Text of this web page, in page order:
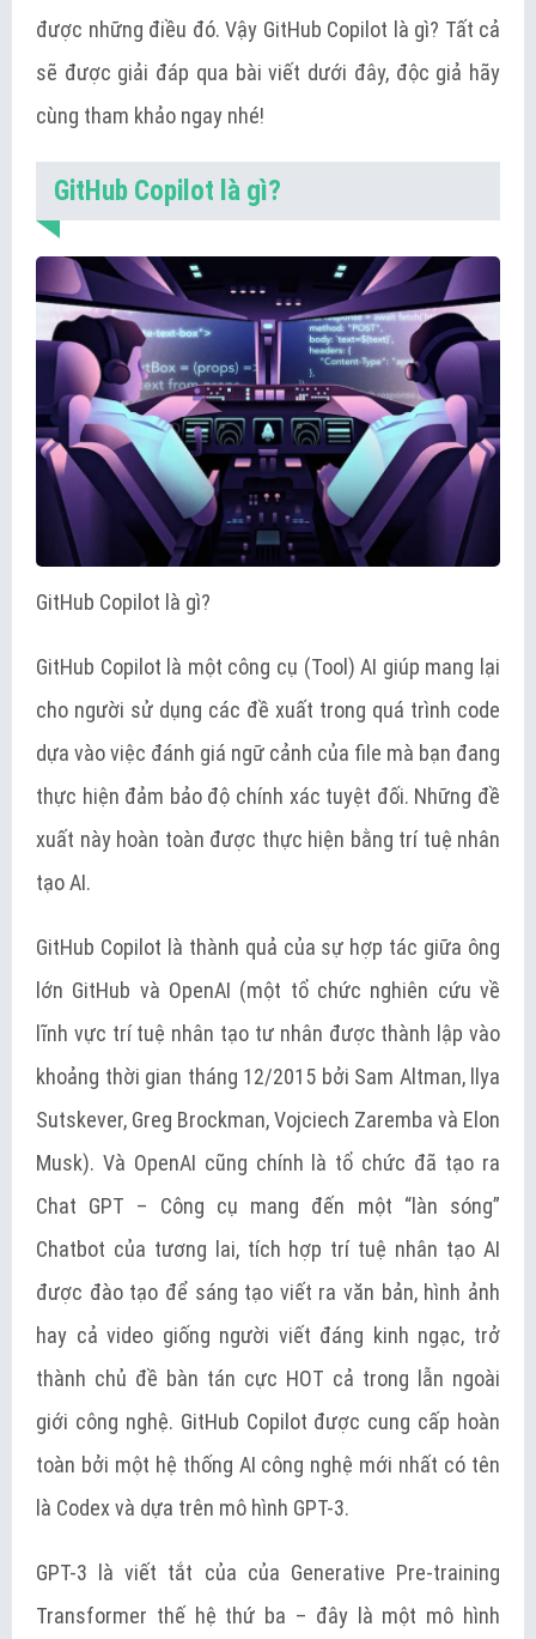
được những điều đó. Vậy GitHub Copilot là gì? Tất cả
sẽ được giải đáp qua bài viết dưới đây, độc giả hãy
cùng tham khảo ngay nhé!
GitHub Copilot là gì?
GitHub Copilot là gì?
GitHub Copilot là một công cụ (Tool) AI giúp mang lại
cho người sử dụng các đề xuất trong quá trình code
dựa vào việc đánh giá ngữ cảnh của file mà bạn đang
thực hiện đảm bảo độ chính xác tuyệt đối. Những đề
xuất này hoàn toàn được thực hiện bằng trí tuệ nhân
tạo AI.
GitHub Copilot là thành quả của sự hợp tác giữa ông
lớn GitHub và OpenAI (một tổ chức nghiên cứu về
lĩnh vực trí tuệ nhân tạo tư nhân được thành lập vào
khoảng thời gian tháng 12/2015 bởi Sam Altman, llya
Sutskever, Greg Brockman, Vojciech Zaremba và Elon
Musk). Và OpenAI cũng chính là tổ chức đã tạo ra
Chat GPT – Công cụ mang đến một “làn sóng”
Chatbot của tương lai, tích hợp trí tuệ nhân tạo AI
được đào tạo để sáng tạo viết ra văn bản, hình ảnh
hay cả video giống người viết đáng kinh ngạc, trở
thành chủ đề bàn tán cực HOT cả trong lẫn ngoài
giới công nghệ. GitHub Copilot được cung cấp hoàn
toàn bởi một hệ thống AI công nghệ mới nhất có tên
là Codex và dựa trên mô hình GPT-3.
GPT-3 là viết tắt của của Generative Pre-training
Transformer thế hệ thứ ba – đây là một mô hình